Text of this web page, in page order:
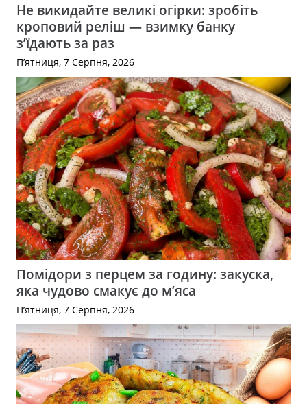
Не викидайте великі огірки: зробіть
кроповий реліш — взимку банку
з’їдають за раз
П’ятниця, 7 Серпня, 2026
Помідори з перцем за годину: закуска,
яка чудово смакує до м’яса
П’ятниця, 7 Серпня, 2026